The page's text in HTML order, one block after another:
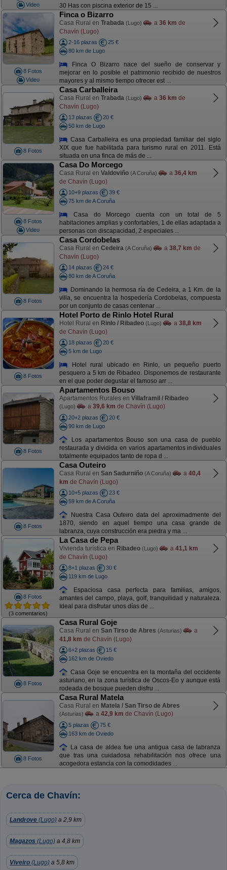
Video
30 Has con piscina exterior de 15 ...
8 Fotos
Video
Finca o Bizarro
Casa Rural en Trabada (Lugo) a 36 km de
Chavín (Lugo)
2-16 plazas
25 €
80 km de Lugo
Finca O Bizarro nace del sueño de conservar y
mejorar en lo posible el patrimonio recibido de nuestros
mayores y al mismo tiempo ofrecer est ...
8 Fotos
Casa Carballeira
Casa Rural en Trabada (Lugo) a 36 km de
Chavín (Lugo)
13 plazas
20 €
50 km de Lugo
Casa Carballeira es una propiedad familiar del siglo
XIX que fue habilitada para turismo rural en 2011. Está
situada en una finca de más de ...
8 Fotos
Video
Casa Do Morcego
Casa Rural en Valdoviño (A Coruña) a 36,4 km
de Chavín (Lugo)
10+9 plazas
39 €
75 km de A Coruña
Casa do Morcego cuenta con un total de 5
habitaciones amplias y confortables, 1 de ellas adaptada a
personas con discapacidad, 2 especiales ...
8 Fotos
Casa Cordobelas
Casa Rural en Cedeira (A Coruña) a 38,7 km de
Chavín (Lugo)
14 plazas
24 €
80 km de A Coruña
Dominando la hermosa ría de Cedeira, a 1 Km. de la
villa, se encuentra la hospedería Cordobelas, compuesta
por un conjunto de casas centenar ...
8 Fotos
Hotel Porto de Rinlo Hotel Rural
Hotel Rural en Rinlo / Ribadeo (Lugo) a 38,8 km
de Chavín (Lugo)
18 plazas
20 €
5 km de Lugo
Hotel rural ubicado en Rinlo, un pequeño puerto
pesquero a 5 km de Ribadeo. Disponemos de restaurante
en el que poder degustar el famoso arr ...
8 Fotos
Apartamentos Bouso
Apartamentos Rurales en Villaframil / Ribadeo
(Lugo) a 39,6 km de Chavín (Lugo)
20+2 plazas
20 €
90 km de Lugo
Los apartamentos Bouso son una casa de pueblo
restaurada y dividida en varios apartamentos individuales
totalmente equipados tanto de ropa d ...
8 Fotos
Casa Outeiro
Casa Rural en San Sadurniño (A Coruña) a 40,4
km de Chavín (Lugo)
10+5 plazas
23 €
59 km de A Coruña
Nuestra Casa Outeiro data del aproximadmente del
1870, siendo en aquel tiempo una casa grande de
labranza, cuya construcción era piedra y ma ...
8 Fotos
(3 comentarios)
La Casa de Pepa
Vivienda turística en Ribadeo (Lugo) a 41,1 km
de Chavín (Lugo)
8+1 plazas
30 €
119 km de Lugo
Espaciosa casa perfecta para familias, amigos,
amantes del campo, playa, golf, tranquilidad y naturaleza.
Ideal para disfrutar unos días de ...
8 Fotos
Casa Rural Goje
Casa Rural en San Tirso de Abres (Asturias)
a
41,8 km de Chavín (Lugo)
6+2 plazas
15 €
162 km de Oviedo
Casa Goje se encuentra en la montaña del occidente
asturiano, en la zona turística de Oscos-Eo y aunque está
rodeada de bosque pueden disfru ...
8 Fotos
Casa Rural Matela
Casa Rural en Matela / San Tirso de Abres
(Asturias) a 42,9 km de Chavín (Lugo)
5 plazas
75 €
163 km de Oviedo
La casa de aldea fue una antigua casa de labranza
que tras una cuidadosa rehabilitación nos ofrece una
acogedora estancia con la comodidades ...
Cerca de Chavín:
Landrove (Lugo) a 2,9 km
Magazos (Lugo) a 4,8 km
Viveiro (Lugo) a 5,8 km